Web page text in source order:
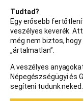
Tudtad?
Egy erősebb
veszélyes keverék.
még nem biztos,
„ártalmatlan”.
A veszélyes
Népegészségügyi és
segíteni tudunk neked.